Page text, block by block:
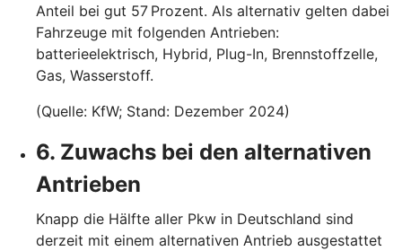
Anteil bei gut 57 Prozent. Als alternativ gelten dabei
Fahrzeuge mit folgenden Antrieben:
batterieelektrisch, Hybrid, Plug-In, Brennstoffzelle,
Gas, Wasserstoff.
(Quelle: KfW; Stand: Dezember 2024)
6. Zuwachs bei den alternativen
Antrieben
Knapp die Hälfte aller Pkw in Deutschland sind
derzeit mit einem alternativen Antrieb ausgestattet